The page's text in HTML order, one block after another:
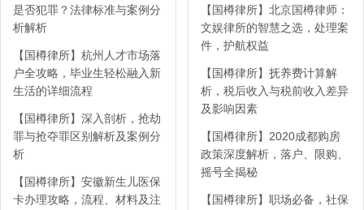
是否犯罪？法律标准与案例分
析解析
【国樽律所】杭州人才市场落
户全攻略，毕业生轻松融入新
生活的详细流程
【国樽律所】深入剖析，抢劫
罪与抢夺罪区别解析及案例分
析
【国樽律所】安徽新生儿医保
卡办理攻略，流程、材料及注
【国樽律所】北京国樽律师：
文娱律所的智慧之选，处理案
件，护航权益
【国樽律所】抚养费计算解
析，税后收入与税前收入差异
及影响因素
【国樽律所】2020成都购房
政策深度解析，落户、限购、
摇号全揭秘
【国樽律所】职场必备，社保